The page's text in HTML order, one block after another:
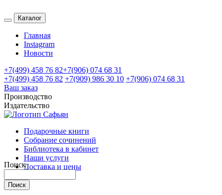
Каталог
Главная
Instagram
Новости
+7(499) 458 76 82+7(906) 074 68 31
+7(499) 458 76 82 +7(909) 986 30 10 +7(906) 074 68 31
Ваш заказ
Производство
Издательство
Подарочные книги
Собрание сочинений
Библиотека в кабинет
Наши услуги
Доставка и цены
Поиск